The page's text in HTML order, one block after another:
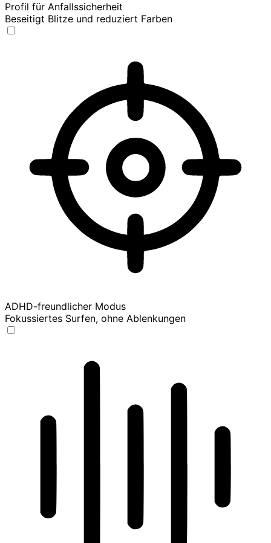
Profil für Anfallssicherheit
Beseitigt Blitze und reduziert Farben
ADHD-freundlicher Modus
Fokussiertes Surfen, ohne Ablenkungen